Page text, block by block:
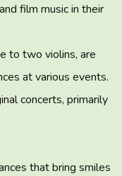
film music in their
to two violins, are
at various events.
concerts, primarily
that bring smiles